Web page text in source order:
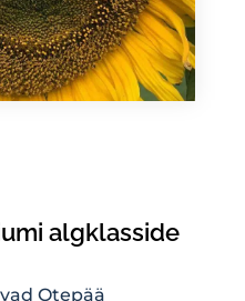
algklasside
Otepää